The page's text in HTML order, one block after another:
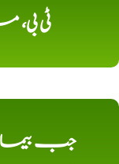
ٹی
جب بیمار